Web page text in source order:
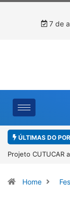
7 de
ÚLTIMAS DO
Projeto CUTUCAR
Home